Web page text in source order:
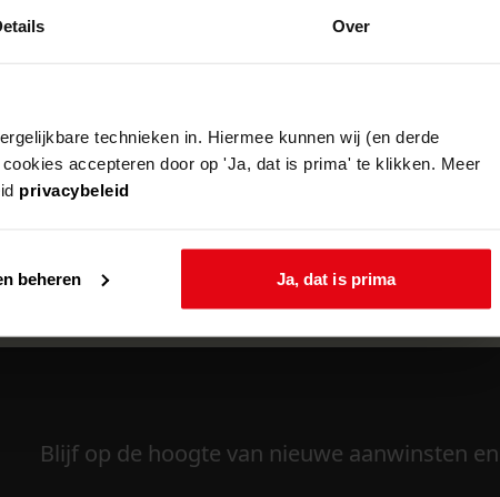
Over
technieken in. Hiermee kunnen wij (en derde
accepteren door op 'Ja, dat is prima' te klikken. Meer
privacybeleid
beheren Ja, dat is prima
Blijf op de hoogte van nieuwe aanwinsten